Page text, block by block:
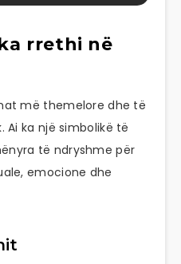
rrethi në
më themelore dhe të
Ai ka një simbolikë të
të ndryshme për
emocione dhe